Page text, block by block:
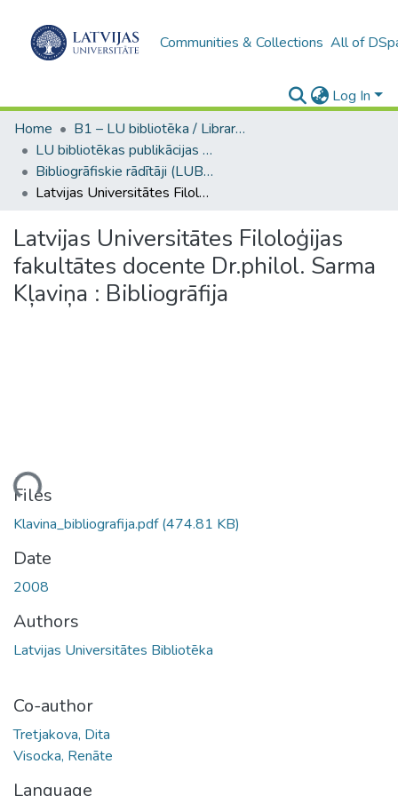
Communities & Collections All of
Log In
Home
B1 – LU bibliotēka / Library of the UL
LU bibliotēkas publikācijas / Publications of the University Library
Bibliogrāfiskie rādītāji (LUB) / Bibliographical indexes
Latvijas Universitātes Filoloģijas fakultātes docente Dr.philol. Sarma Kļaviņa : Bibliogrāfija
Latvijas Universitātes Filoloģijas
fakultātes docente Dr.philol. Sarma
Kļaviņa : Bibliogrāfija
Files
Klavina_bibliografija.pdf(474.81 KB)
Date
2008
Authors
Latvijas Universitātes Bibliotēka
Co-author
Tretjakova, Dita
Visocka, Renāte
Language